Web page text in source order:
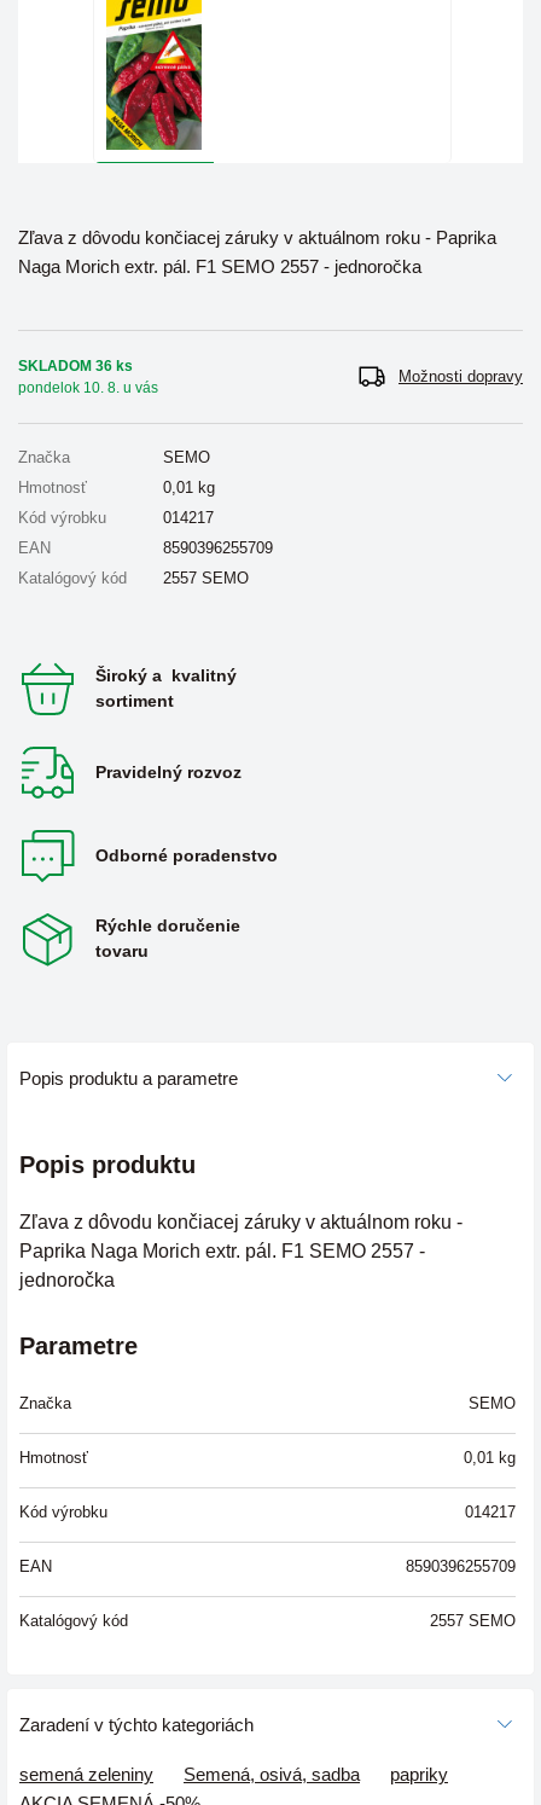
Zľava z dôvodu končiacej záruky v aktuálnom roku - Paprika
Naga Morich extr. pál. F1 SEMO 2557 - jednoročka
SKLADOM 36 ks
pondelok 10. 8. u vás
Možnosti dopravy
Značka
SEMO
Hmotnosť
0,01 kg
Kód výrobku
014217
EAN
8590396255709
Katalógový kód
2557 SEMO
Široký a kvalitný
sortiment
Pravidelný rozvoz
Odborné poradenstvo
Rýchle doručenie
tovaru
Popis produktu a parametre
Popis produktu
Zľava z dôvodu končiacej záruky v aktuálnom roku -
Paprika Naga Morich extr. pál. F1 SEMO 2557 -
jednoročka
Parametre
Značka SEMO
Hmotnosť 0,01 kg
Kód výrobku 014217
EAN 8590396255709
Katalógový kód 2557 SEMO
Zaradení v týchto kategoriách
semená zeleniny Semená, osivá, sadba
papriky